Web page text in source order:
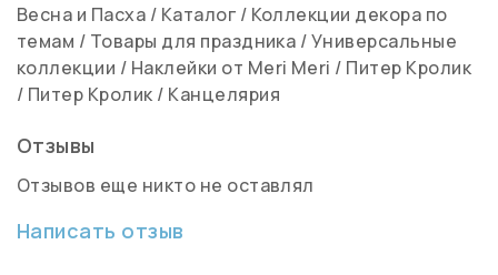
Весна и Пасха / Каталог / Коллекции декора по
темам / Товары для праздника /Универсальные
коллекции / Наклейки от Meri Meri / Питер Кролик
/ Питер Кролик / Канцелярия
Отзывы
Отзывов еще никто не оставлял
Написать отзыв